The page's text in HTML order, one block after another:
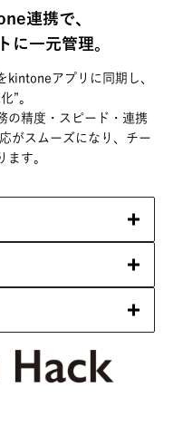
連携で、
に一元管理。
kintoneアプリに同期し、
”。
の精度・スピード・連携
がスムーズになり、チー
ます。